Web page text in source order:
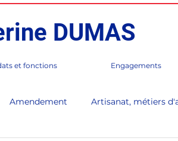
DUMAS
et fonctions Engagements
Amendement Artisanat, métiers